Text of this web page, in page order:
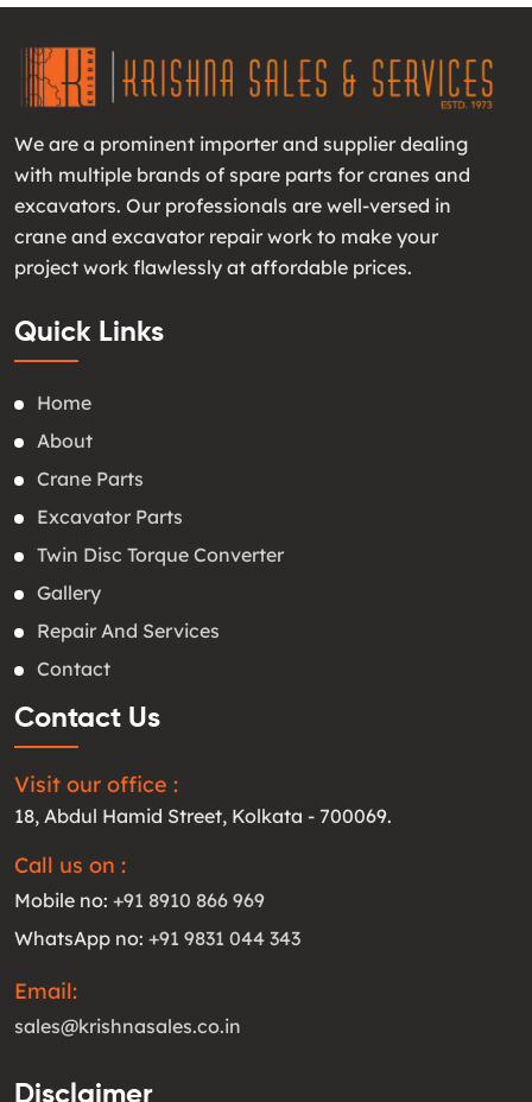
We are a prominent importer and supplier dealing
with multiple brands of spare parts for cranes and
excavators. Our professionals are well-versed in
crane and excavator repair work to make your
project work flawlessly at affordable prices.
Quick Links
Home
About
Crane Parts
Excavator Parts
Twin Disc Torque Converter
Gallery
Repair And Services
Contact
Contact Us
Visit our office :
18, Abdul Hamid Street, Kolkata - 700069.
Call us on :
Mobile no: +91 8910 866 969
WhatsApp no: +91 9831 044 343
Email:
sales@krishnasales.co.in
Disclaimer